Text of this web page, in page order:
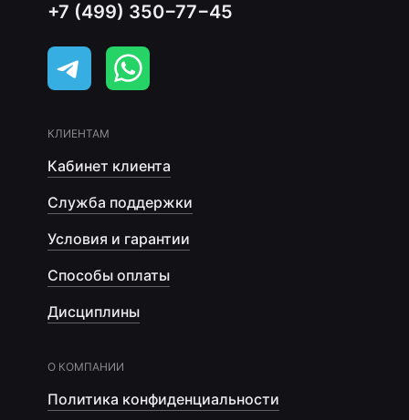
+7 (499) 350−77−45
КЛИЕНТАМ
Кабинет клиента
Служба поддержки
Условия и гарантии
Способы оплаты
Дисциплины
О КОМПАНИИ
Политика конфиденциальности